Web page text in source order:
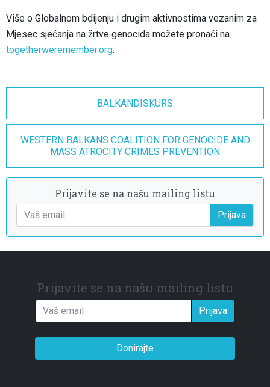
Više o Globalnom bdijenju i drugim aktivnostima vezanim za
Mjesec sjećanja na žrtve genocida možete pronaći na
togetherweremember.org.
BALKANDISKURS
WESTERN BALKANS COALITION FOR GENOCIDE AND
MASS ATROCITY CRIMES PREVENTION
Prijavite se na našu mailing listu
Prijava
Prijavite se na našu mailing listu
Prijava
Donirajte